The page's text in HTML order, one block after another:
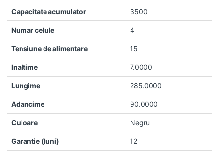
Capacitate acumulator 3500
Numar celule 4
Tensiune de alimentare 15
Inaltime 7.0000
Lungime 285.0000
Adancime 90.0000
Culoare Negru
Garantie (luni) 12